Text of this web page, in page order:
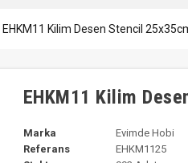
EHKM11 Kilim Desen Stencil
EHKM11 Kilim
Marka
Evimde Hobi
Referans
EHKM1125